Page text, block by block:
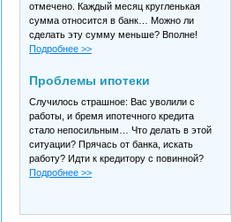
отмечено. Каждый месяц кругленькая
сумма относится в банк… Можно ли
сделать эту сумму меньше? Вполне!
Подробнее >>
Проблемы ипотеки
Случилось страшное: Вас уволили с
работы, и бремя ипотечного кредита
стало непосильным… Что делать в этой
ситуации? Прячась от банка, искать
работу? Идти к кредитору с повинной?
Подробнее >>